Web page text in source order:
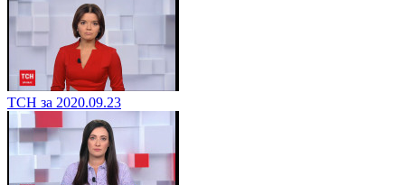
ТСН за 2020.09.23